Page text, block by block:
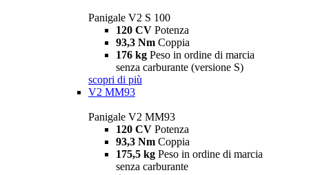
Panigale V2 S 100
120 CV Potenza
93,3 Nm Coppia
176 kg Peso in ordine di marcia
senza carburante (versione S)
scopri di più
V2 MM93
Panigale V2 MM93
120 CV Potenza
93,3 Nm Coppia
175,5 kg Peso in ordine di marcia
senza carburante